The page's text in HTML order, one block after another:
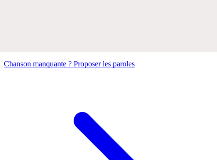
Chanson manquante ? Proposer les paroles